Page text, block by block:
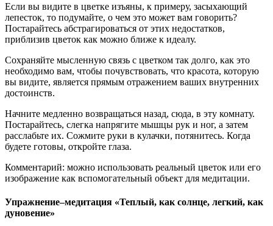
Если вы видите в цветке изъяны, к примеру, засыхающий
лепесток, то подумайте, о чем это может вам говорить?
Постарайтесь абстрагироваться от этих недостатков,
приблизив цветок как можно ближе к идеалу.
Сохраняйте мысленную связь с цветком так долго, как это
необходимо вам, чтобы почувствовать, что красота, которую
вы видите, является прямым отражением ваших внутренних
достоинств.
Начните медленно возвращаться назад, сюда, в эту комнату.
Постарайтесь, слегка напрягите мышцы рук и ног, а затем
расслабьте их. Сожмите руки в кулачки, потянитесь. Когда
будете готовы, откройте глаза.
Комментарий: можно использовать реальный цветок или его
изображение как вспомогательный объект для медитации.
Упражнение–медитация «Теплый, как солнце, легкий, как
дуновение»